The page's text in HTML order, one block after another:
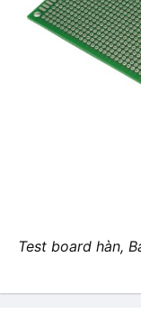
Test board hàn,